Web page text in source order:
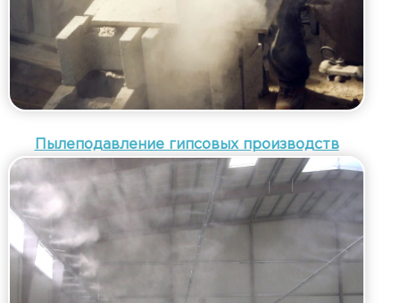
Пылеподавление гипсовых производств